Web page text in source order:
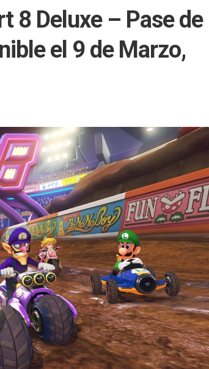
Nintendo
Switch
2
5
Xbox
One
Xbox
Series
Steam
Epic
Games
Store
GOG
iOS
Android
8 Deluxe – Pase de
el 9 de Marzo,